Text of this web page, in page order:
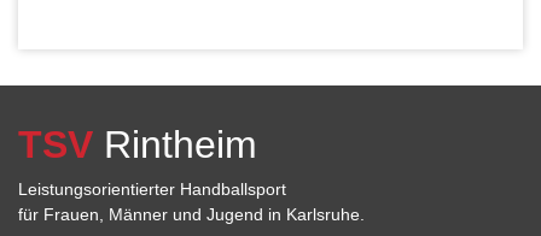
TSV Rintheim
Leistungsorientierter Handballsport
für Frauen, Männer und Jugend in Karlsruhe.